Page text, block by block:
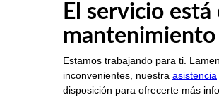
El servicio está
mantenimiento
Estamos trabajando para ti.
inconvenientes, nuestra asistencia
disposición para ofrecerte más